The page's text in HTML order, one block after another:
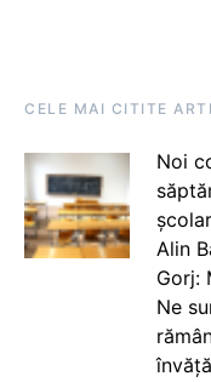
CELE MAI CITITE
Noi
Alin
Gorj:
Ne